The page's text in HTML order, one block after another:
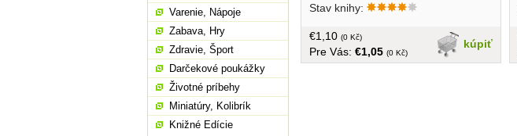
Stav knihy:
kúpiť
€1,10 (0 Kč)
Pre Vás: €1,05 (0 Kč)
Varenie, Nápoje
Zabava, Hry
Zdravie, Šport
Darčekové poukážky
Životné príbehy
Miniatúry, Kolibrík
Knižné Edície